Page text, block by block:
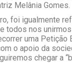
Melânia Gomes.
foi igualmente
todos nos
uma Petição
o apoio da
chegar a